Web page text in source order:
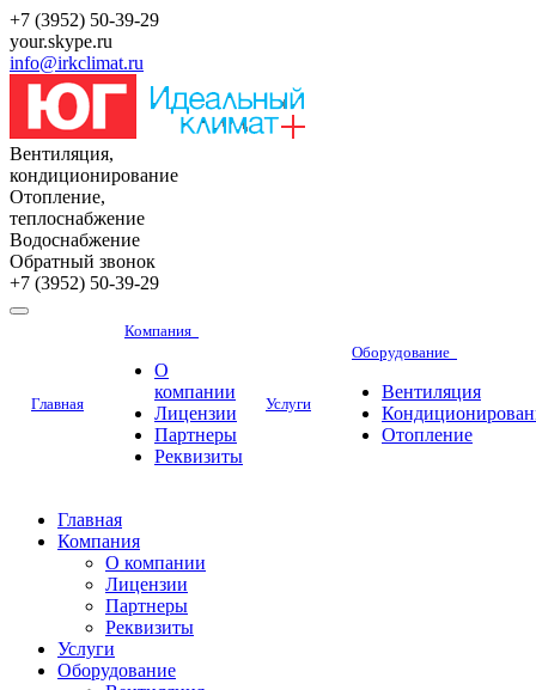
+7 (3952) 50-39-29
your.skype.ru
info@irkclimat.ru
Вентиляция,
кондиционирование
Отопление,
теплоснабжение
Водоснабжение
Обратный звонок
+7 (3952) 50-39-29
Главная
Компания
О
компании
Лицензии
Партнеры
Реквизиты
Услуги
Оборудование
Вентиляция
Отопление
Главная
Компания
О компании
Лицензии
Партнеры
Реквизиты
Услуги
Оборудование